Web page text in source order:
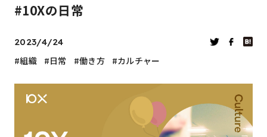
#10Xの日常
2023/4/24
組織 日常 働き方 カルチャー